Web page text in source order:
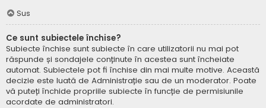
Sus
Ce sunt subiectele închise?
Subiecte închise sunt subiecte în care utilizatorii nu mai pot
răspunde și sondajele conținute în acestea sunt încheiate
automat. Subiectele pot fi închise din mai multe motive. Această
decizie este luată de Administrație sau de un moderator. Poate
vă puteți închide propriile subiecte în funcție de permisiunile
acordate de administratori.